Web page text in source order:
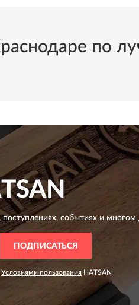
по
поступлениях, событиях и многом
ПОДПИСАТЬСЯ
Условиями пользования HATSAN